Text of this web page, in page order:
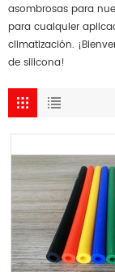
asombrosas para
para cualquier
climatización.
de silicona!